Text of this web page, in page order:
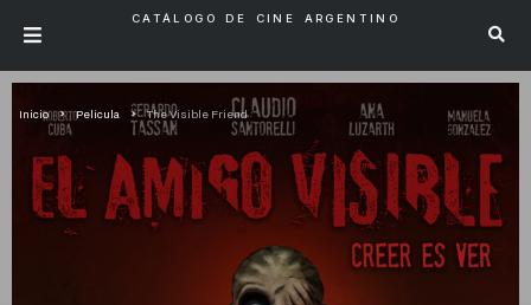
CATÁLOGO DE CINE ARGENTINO
Inicio Pelicula The Visible Friend